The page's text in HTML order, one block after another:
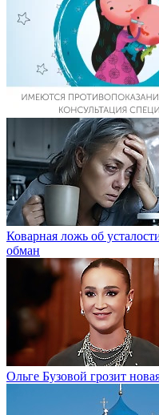
Коварная ложь об
обман
Ольге Бузовой грозит